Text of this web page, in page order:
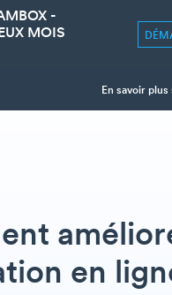
-
MOIS
En savoir plus
en